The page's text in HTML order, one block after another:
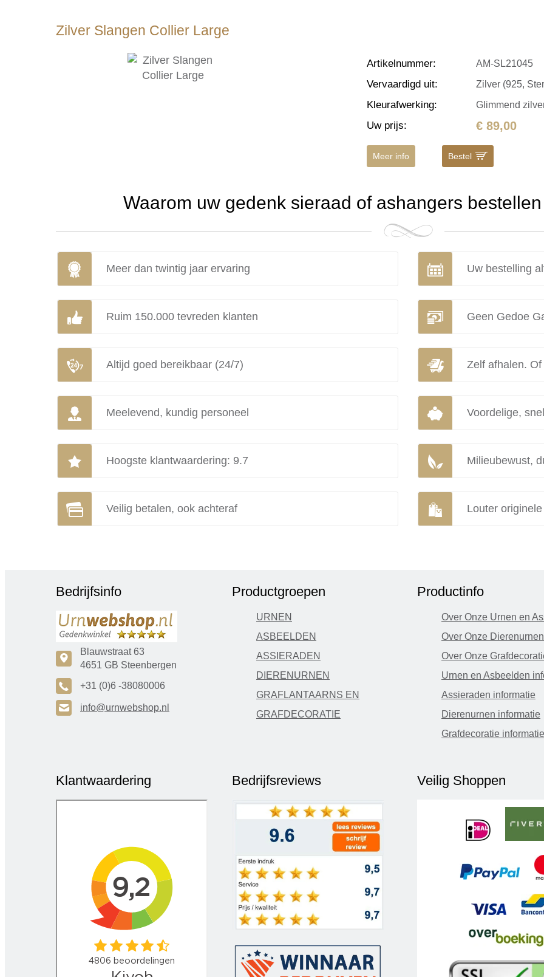
Zilver Slangen Collier Large
Artikelnummer: AM-SL21045
Vervaardigd uit: Zilver (925,
Kleurafwerking: Glimmend
Uw prijs: € 89,00
Meer info Bestel
Waarom uw gedenk sieraad of ashangers
Meer dan twintig jaar ervaring Uw bestelling
Ruim 150.000 tevreden klanten Geen Gedoe
Altijd goed bereikbaar (24/7) Zelf afhalen.
Meelevend, kundig personeel Voordelige,
Hoogste klantwaardering: 9.7 Milieubewust,
Veilig betalen, ook achteraf Louter
Bedrijfsinfo
c
Blauwstraat 63
4651 GB Steenbergen
A +31 (0)6 -38080006
H info@urnwebshop.nl
Productgroepen
URNEN
ASBEELDEN
ASSIERADEN
DIERENURNEN
GRAFLANTAARNS EN
GRAFDECORATIE
Productinfo
Over Onze Urnen en
Over Onze Dierenurnen
Over Onze
Urnen en Asbeelden
Assieraden informatie
Dierenurnen informatie
Grafdecoratie informatie
Klantwaardering Bedrijfsreviews Veilig Shoppen